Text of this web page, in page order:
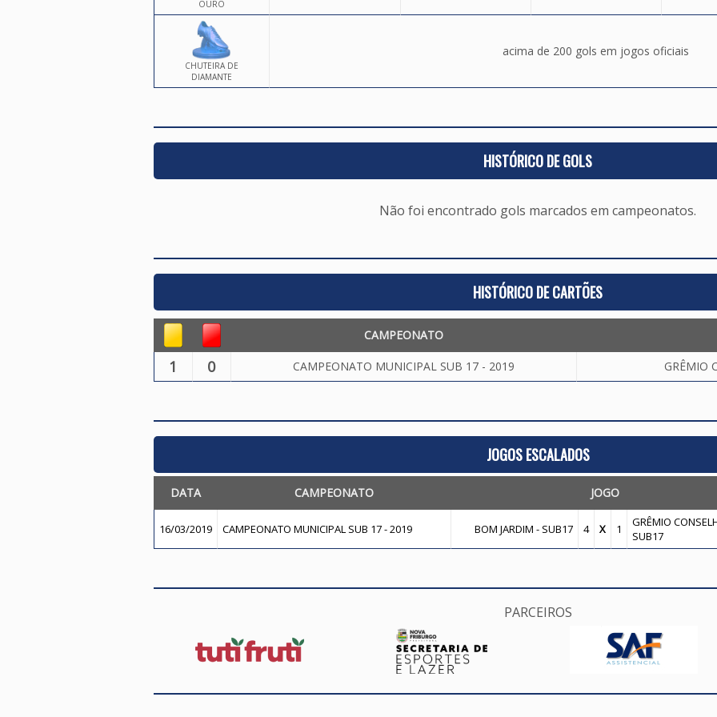
OURO
CHUTEIRA DE
DIAMANTE
acima de 200 gols em jogos oficiais
HISTÓRICO DE GOLS
Não foi encontrado gols marcados em campeonatos.
HISTÓRICO DE CARTÕES
CAMPEONATO
1 0 CAMPEONATO MUNICIPAL SUB 17 - 2019 GRÊMIO
JOGOS ESCALADOS
DATA CAMPEONATO JOGO
16/03/2019 CAMPEONATO MUNICIPAL SUB 17 - 2019 BOM JARDIM - SUB17 4 X 1
GRÊMIO
SUB17
PARCEIROS